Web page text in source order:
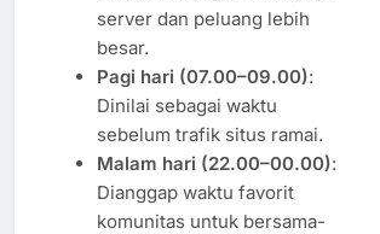
server dan peluang lebih
besar.
Pagi hari (07.00–09.00):
Dinilai sebagai waktu
sebelum trafik situs ramai.
Malam hari (22.00–00.00):
Dianggap waktu favorit
komunitas untuk bersama-